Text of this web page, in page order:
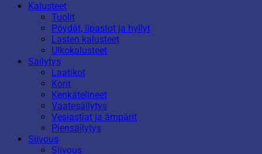
Kalusteet
Tuolit
Pöydät, lipastot ja hyllyt
Lasten kalusteet
Ulkokalusteet
Säilytys
Laatikot
Korit
Kenkätelineet
Vaatesäilytys
Vesiastiat ja ämpärit
Piensäilytys
Siivous
Siivous